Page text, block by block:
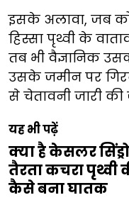
इसके अलावा, जब
हिस्सा पृथ्वी के
तब भी वैज्ञानिक
उसके जमीन पर
से चेतावनी जारी की
यह भी पढ़ें
क्या है केसलर
तैरता कचरा पृथ्वी
कैसे बना घातक